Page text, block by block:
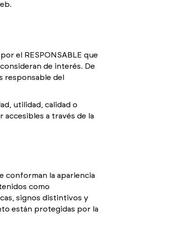
el RESPONSABLE que
de interés. De
responsable del
utilidad, calidad o
a través de la
conforman la apariencia
como
signos distintivos y
están protegidas por la